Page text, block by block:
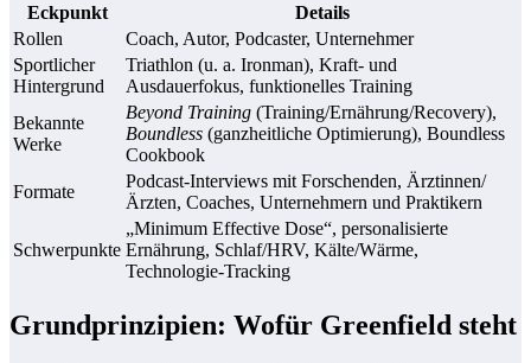
Eckpunkt
Details
Rollen
Coach, Autor, Podcaster, Unternehmer
Sportlicher
Hintergrund
Triathlon (u. a. Ironman), Kraft- und
Ausdauerfokus, funktionelles Training
Bekannte
Werke
Beyond Training (Training/Ernährung/Recovery),
Boundless (ganzheitliche Optimierung), Boundless
Cookbook
Formate
Podcast-Interviews mit Forschenden, Ärztinnen/
Ärzten, Coaches, Unternehmern und Praktikern
Schwerpunkte
„Minimum Effective Dose“, personalisierte
Ernährung, Schlaf/HRV, Kälte/Wärme,
Technologie-Tracking
Grundprinzipien: Wofür Greenfield steht